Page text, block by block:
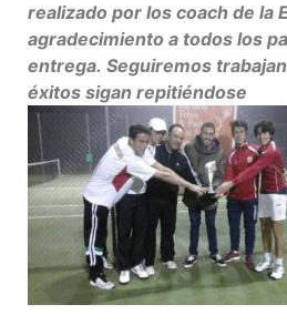
realizado por los coach de la
agradecimiento a todos los
entrega. Seguiremos
éxitos sigan repitiéndose